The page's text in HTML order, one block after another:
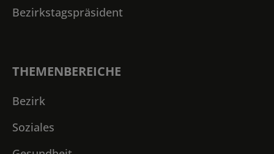
Bezirkstagspräsident
THEMENBEREICHE
Bezirk
Soziales